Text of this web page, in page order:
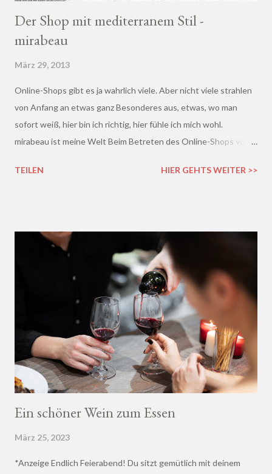
Der Shop mit mediterranem Stil -
mirabeau
März 29, 2013
Online-Shops gibt es ja wahrlich viele. Aber nicht viele strahlen
von Anfang an etwas ganz Besonderes aus, etwas, wo man
sofort weiß, hier bin ich richtig, hier fühle ich mich wohl.
mirabeau ist meine Welt Beim Betreten des Online-Shops von
Harmonische - ich wusste sofort, hier fühle ich mich wohl :)
TEILEN HIER GEHTS WEITER >>
Ein schöner Wein zum Essen
März 25, 2023
*Anzeige Endlich Feierabend! Du sitzt gemütlich mit deinem